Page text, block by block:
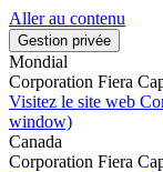
Aller au contenu
Gestion privée
Mondial
Corporation Fiera
Visitez le site web
window)
Canada
Corporation Fiera